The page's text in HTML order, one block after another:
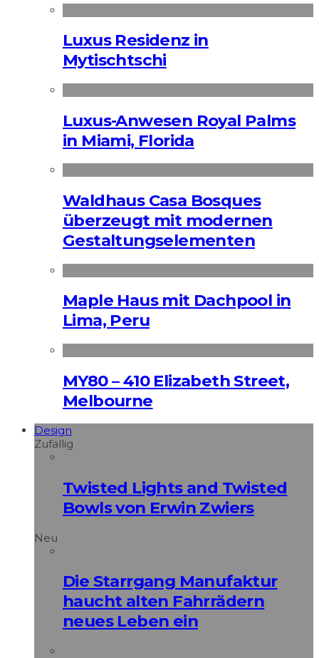
Luxus Residenz in
Mytischtschi
Luxus-Anwesen Royal Palms
in Miami, Florida
Waldhaus Casa Bosques
überzeugt mit modernen
Gestaltungselementen
Maple Haus mit Dachpool in
Lima, Peru
MY80 – 410 Elizabeth Street,
Melbourne
Design
Zufällig
Twisted Lights and Twisted
Bowls von Erwin Zwiers
Neu
Die Starrgang Manufaktur
haucht alten Fahrrädern
neues Leben ein